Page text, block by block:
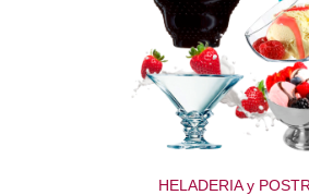
HELADERIA y